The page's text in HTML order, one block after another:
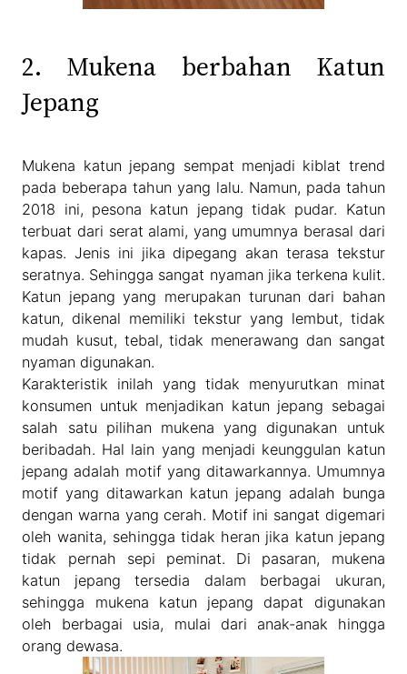
2. Mukena berbahan Katun
Jepang
Mukena katun jepang sempat menjadi kiblat trend
pada beberapa tahun yang lalu. Namun, pada tahun
2018 ini, pesona katun jepang tidak pudar. Katun
terbuat dari serat alami, yang umumnya berasal dari
kapas. Jenis ini jika dipegang akan terasa tekstur
seratnya. Sehingga sangat nyaman jika terkena kulit.
Katun jepang yang merupakan turunan dari bahan
katun, dikenal memiliki tekstur yang lembut, tidak
mudah kusut, tebal, tidak menerawang dan sangat
nyaman digunakan.
Karakteristik inilah yang tidak menyurutkan minat
konsumen untuk menjadikan katun jepang sebagai
salah satu pilihan mukena yang digunakan untuk
beribadah. Hal lain yang menjadi keunggulan katun
jepang adalah motif yang ditawarkannya. Umumnya
motif yang ditawarkan katun jepang adalah bunga
dengan warna yang cerah. Motif ini sangat digemari
oleh wanita, sehingga tidak heran jika katun jepang
tidak pernah sepi peminat. Di pasaran, mukena
katun jepang tersedia dalam berbagai ukuran,
sehingga mukena katun jepang dapat digunakan
oleh berbagai usia, mulai dari anak-anak hingga
orang dewasa.